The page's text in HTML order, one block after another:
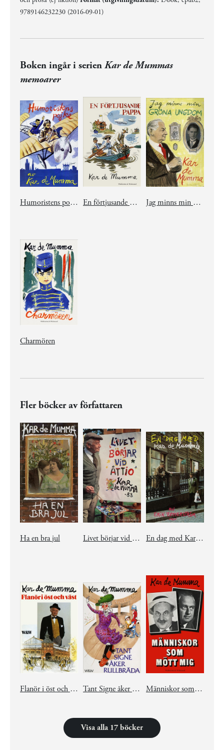
9789146232230 (2016-09-01)
Boken ingår i serien Kar de Mummas
memoarer
Humoristens pojke En förtjusande pappa Jag minns min gröna ungdom
Charmören
Fler böcker av författaren
Ha en bra jul Livet börjar vid åttio En dag med Kar de Mumma
Flanör i öst och väst Tant Signe åker rullbräda Människor som mött mig
Visa alla 17 böcker